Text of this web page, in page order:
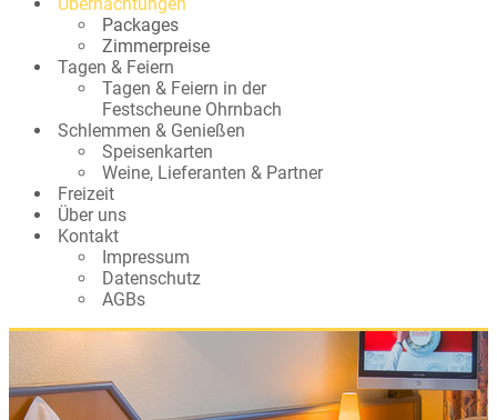
Packages
Zimmerpreise
Tagen & Feiern
Tagen & Feiern in der
Festscheune Ohrnbach
Schlemmen & Genießen
Speisenkarten
Weine, Lieferanten & Partner
Freizeit
Über uns
Kontakt
Impressum
Datenschutz
AGBs